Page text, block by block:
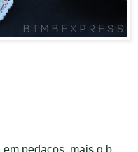
pedaços, mais q.b